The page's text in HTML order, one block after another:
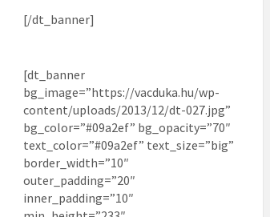
[/dt_banner]
[dt_banner
bg_image=”https://vacduka.hu/wp-
content/uploads/2013/12/dt-027.jpg”
bg_color=”#09a2ef” bg_opacity=”70″
text_color=”#09a2ef” text_size=”big”
border_width=”10″
outer_padding=”20″
inner_padding=”10″